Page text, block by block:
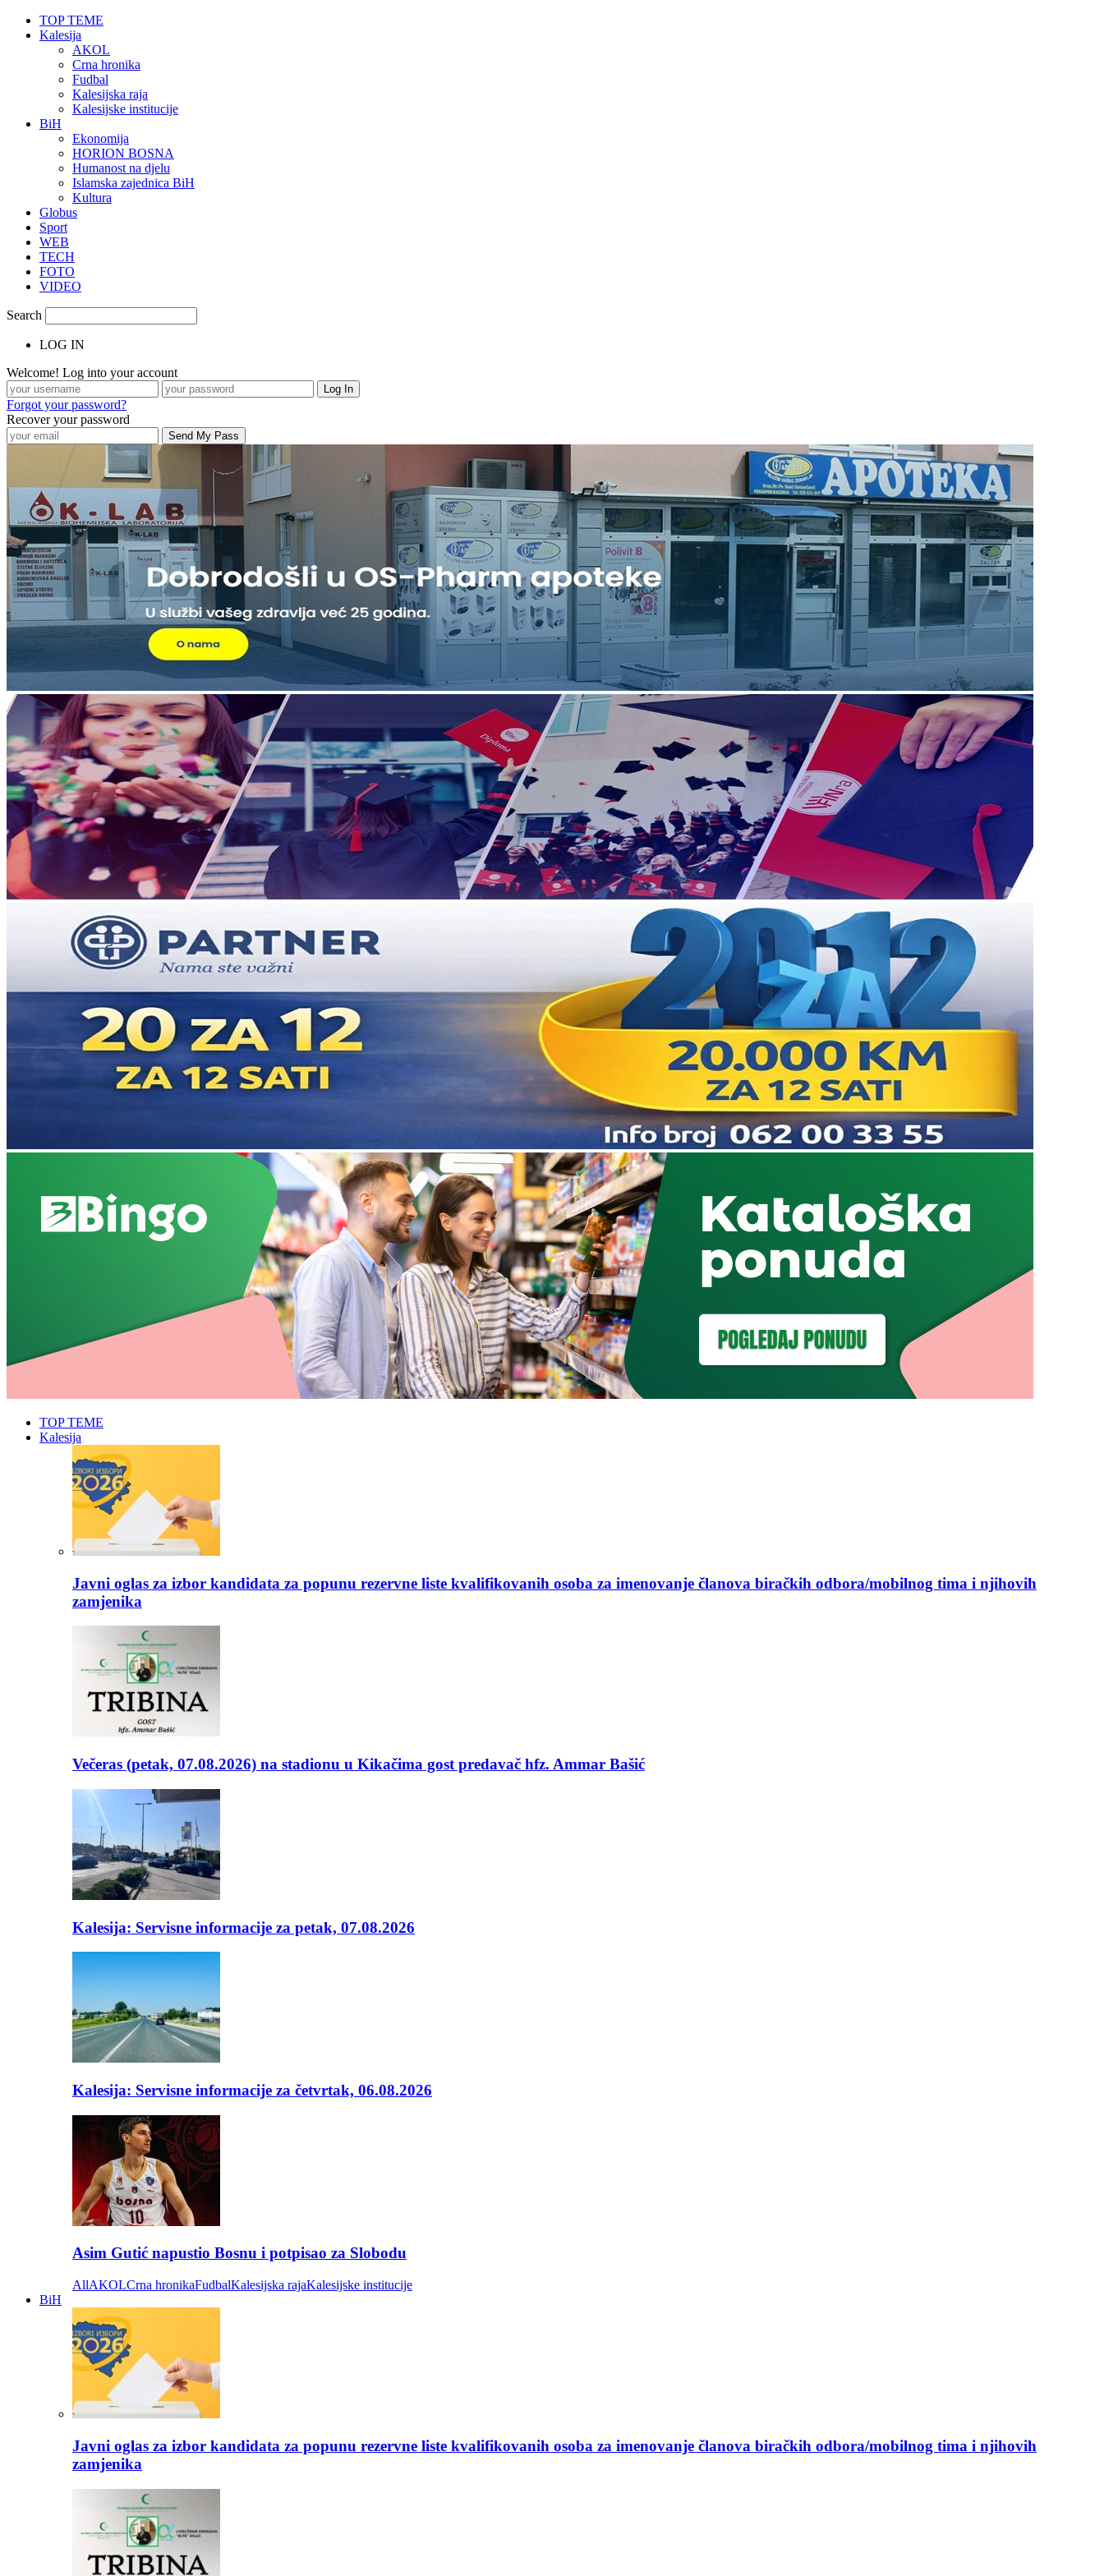
TOP TEME
Kalesija
AKOL
Crna hronika
Fudbal
Kalesijska raja
Kalesijske institucije
BiH
Ekonomija
HORION BOSNA
Humanost na djelu
Islamska zajednica BiH
Kultura
Globus
Sport
WEB
TECH
FOTO
VIDEO
Search
LOG IN
Welcome! Log into your account
Forgot your password?
Recover your password
TOP TEME
Kalesija
Javni oglas za izbor kandidata za popunu rezervne liste kvalifikovanih osoba za imenovanje članova biračkih odbora/mobilnog tima i njihovih
zamjenika
Večeras (petak, 07.08.2026) na stadionu u Kikačima gost predavač hfz. Ammar Bašić
Kalesija: Servisne informacije za petak, 07.08.2026
Kalesija: Servisne informacije za četvrtak, 06.08.2026
Asim Gutić napustio Bosnu i potpisao za Slobodu
AllAKOLCrna hronikaFudbalKalesijska rajaKalesijske institucije
BiH
Javni oglas za izbor kandidata za popunu rezervne liste kvalifikovanih osoba za imenovanje članova biračkih odbora/mobilnog tima i njihovih
zamjenika